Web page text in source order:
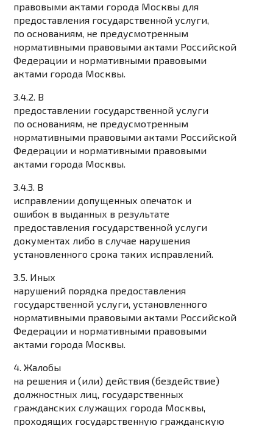
правовыми актами города Москвы для
предоставления государственной услуги,
по основаниям, не предусмотренным
нормативными правовыми актами Российской
Федерации и нормативными правовыми
актами города Москвы.
3.4.2. В
предоставлении государственной услуги
по основаниям, не предусмотренным
нормативными правовыми актами Российской
Федерации и нормативными правовыми
актами города Москвы.
3.4.3. В
исправлении допущенных опечаток и
ошибок в выданных в результате
предоставления государственной услуги
документах либо в случае нарушения
установленного срока таких исправлений.
3.5. Иных
нарушений порядка предоставления
государственной услуги, установленного
нормативными правовыми актами Российской
Федерации и нормативными правовыми
актами города Москвы.
4. Жалобы
на решения и (или) действия (бездействие)
должностных лиц, государственных
гражданских служащих города Москвы,
проходящих государственную гражданскую